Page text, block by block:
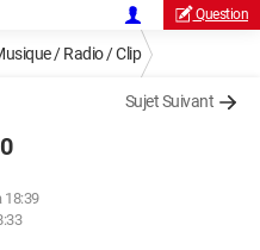
Question
/ Radio / Clip
Sujet Suivant
18:39